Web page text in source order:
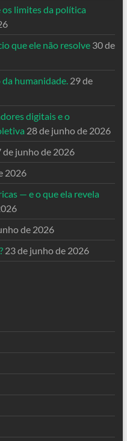
os limites da política
que ele não resolve 30 de
humanidade. 29 de
digitais e o
28 de junho de 2026
de junho de 2026
2026
— e o que ela revela
de 2026
23 de junho de 2026